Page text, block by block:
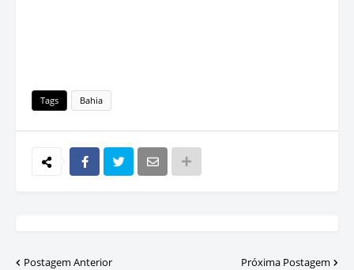
Tags Bahia
Postagem Anterior Próxima Postagem